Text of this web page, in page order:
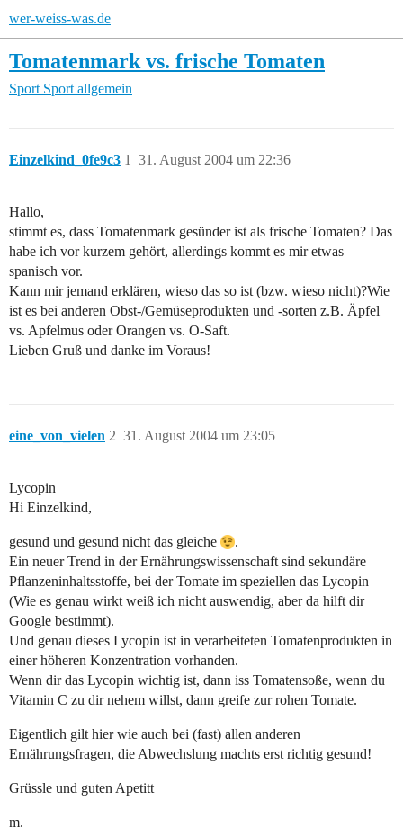
wer-weiss-was.de
Tomatenmark vs. frische Tomaten
Sport Sport allgemein
Einzelkind_0fe9c3 31. August 2004 um 22:36
1
Hallo,
stimmt es, dass Tomatenmark gesünder ist als frische Tomaten? Das
habe ich vor kurzem gehört, allerdings kommt es mir etwas
spanisch vor.
Kann mir jemand erklären, wieso das so ist (bzw. wieso nicht)?Wie
ist es bei anderen Obst-/Gemüseprodukten und -sorten z.B. Äpfel
vs. Apfelmus oder Orangen vs. O-Saft.
Lieben Gruß und danke im Voraus!
eine_von_vielen 31. August 2004 um 23:05
2
Lycopin
Hi Einzelkind,
gesund und gesund nicht das gleiche
.
Ein neuer Trend in der Ernährungswissenschaft sind sekundäre
Pflanzeninhaltsstoffe, bei der Tomate im speziellen das Lycopin
(Wie es genau wirkt weiß ich nicht auswendig, aber da hilft dir
Google bestimmt).
Und genau dieses Lycopin ist in verarbeiteten Tomatenprodukten in
einer höheren Konzentration vorhanden.
Wenn dir das Lycopin wichtig ist, dann iss Tomatensoße, wenn du
Vitamin C zu dir nehem willst, dann greife zur rohen Tomate.
Eigentlich gilt hier wie auch bei (fast) allen anderen
Ernährungsfragen, die Abwechslung machts erst richtig gesund!
Grüssle und guten Apetitt
m.